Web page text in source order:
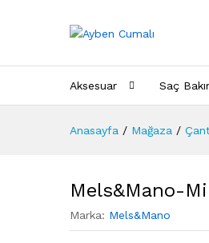
Aksesuar Saç
Anasayfa / Mağaza /
Mels&Mano-
Marka: Mels&Mano